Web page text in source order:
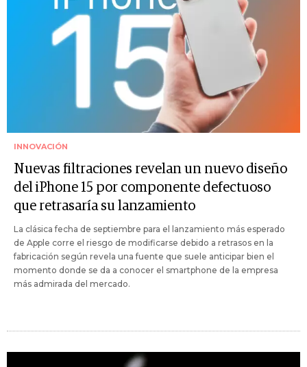
INNOVACIÓN
Nuevas filtraciones revelan un nuevo diseño
del iPhone 15 por componente defectuoso
que retrasaría su lanzamiento
La clásica fecha de septiembre para el lanzamiento más esperado
de Apple corre el riesgo de modificarse debido a retrasos en la
fabricación según revela una fuente que suele anticipar bien el
momento donde se da a conocer el smartphone de la empresa
más admirada del mercado.